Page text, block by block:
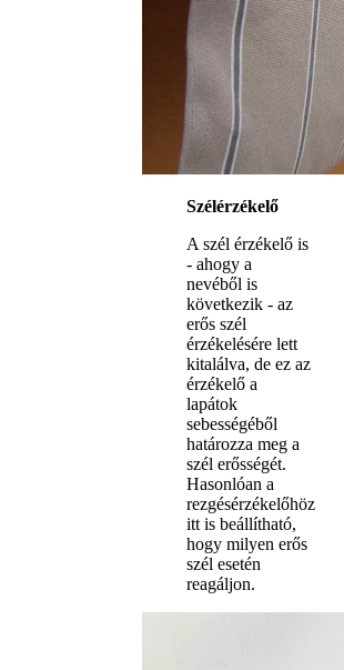
Szélérzékelő
A szél érzékelő is
- ahogy a
nevéből is
következik - az
erős szél
érzékelésére lett
kitalálva, de ez az
érzékelő a
lapátok
sebességéből
határozza meg a
szél erősségét.
Hasonlóan a
rezgésérzékelőhöz
itt is beállítható,
hogy milyen erős
szél esetén
reagáljon.